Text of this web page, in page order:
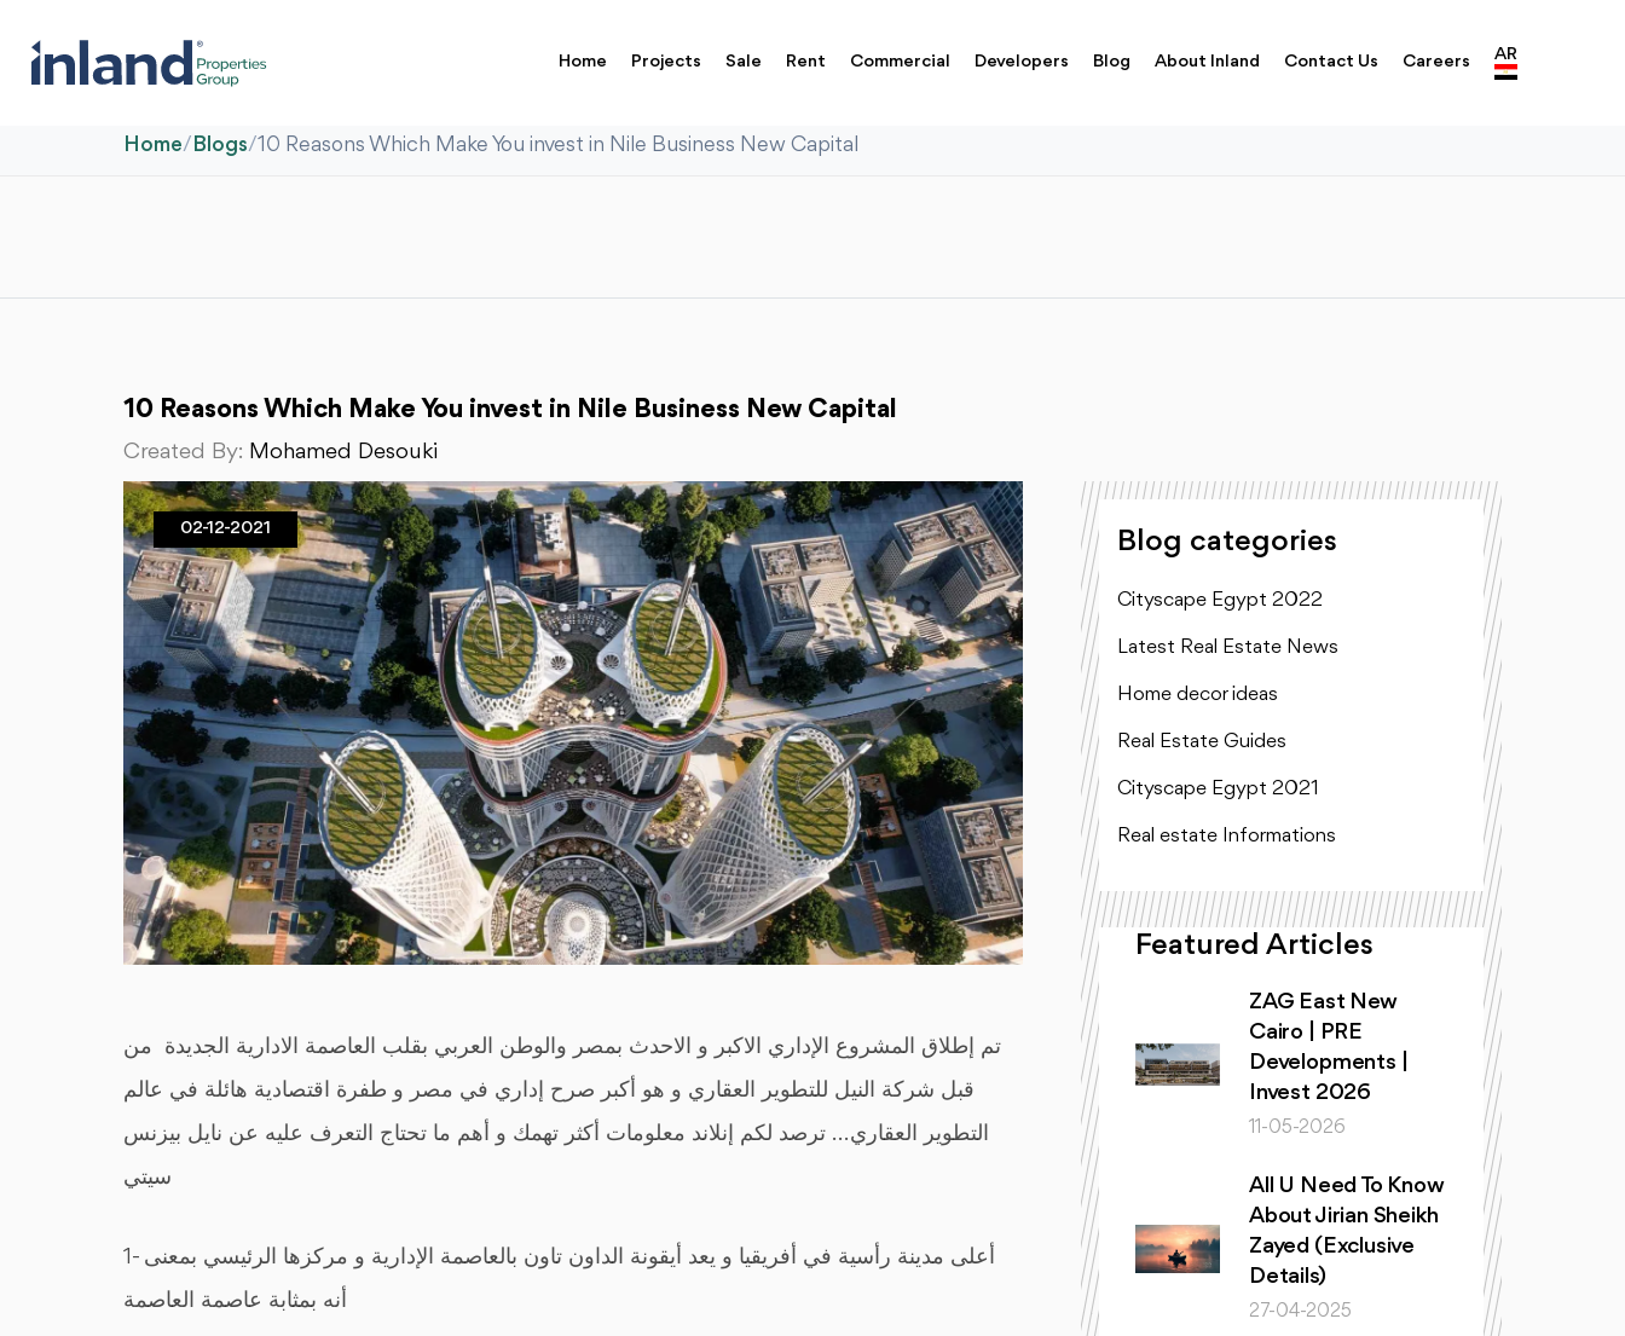
Home Projects Sale Rent Commercial Developers Blog About Inland Contact Us Careers AR
Home/ Blogs/10 Reasons Which Make You invest in Nile Business New Capital
10 Reasons Which Make You invest in Nile Business New Capital
Created By: Mohamed Desouki
02-12-2021
تم إطلاق المشروع الإداري الاكبر و الاحدث بمصر والوطن العربي بقلب العاصمة الادارية الجديدة من
قبل شركة النيل للتطوير العقاري و هو أكبر صرح إداري في مصر و طفرة اقتصادية هائلة في عالم
التطوير العقاري … ترصد لكم إنلاند معلومات أكثر تهمك و أهم ما تحتاج التعرف عليه عن نايل بيزنس
1- أعلى مدينة رأسية في أفريقيا و يعد أيقونة الداون تاون بالعاصمة الإدارية و مركزها الرئيسي بمعنى
أنه بمثابة عاصمة العاصمة
Blog categories
Cityscape Egypt 2022
Latest Real Estate News
Home decor ideas
Real Estate Guides
Cityscape Egypt 2021
Real estate Informations
Featured Articles
ZAG East New
Cairo | PRE
Developments |
Invest 2026
11-05-2026
All U Need To Know
About Jirian Sheikh
Zayed (Exclusive
Details)
27-04-2025